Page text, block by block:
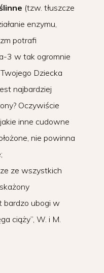
(tzw. tłuszcze
enzymu,
potrafi
3 w tak ogromnie
Dziecka
najbardziej
Oczywiście
inne cudowne
nie powinna
ze wszystkich
bardzo ubogi w
ciąży”, W. i M.